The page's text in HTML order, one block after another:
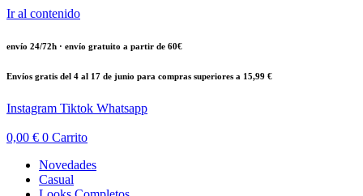
Ir al contenido
envío 24/72h · envío gratuito a partir de 60€
Envíos gratis del 4 al 17 de junio para compras superiores a 15,99 €
Instagram Tiktok Whatsapp
0,00 € 0 Carrito
Novedades
Casual